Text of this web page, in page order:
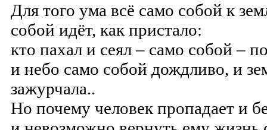
Для того ума всё само собой к
собой идёт, как пристало:
кто пахал и сеял – само собой –
и небо само собой дождливо, и
зажурчала..
Но почему человек пропадает и